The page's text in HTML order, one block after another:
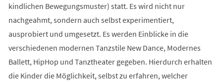
kindlichen Bewegungsmuster) statt. Es wird nicht nur
nachgeahmt, sondern auch selbst experimentiert,
ausprobiert und umgesetzt. Es werden Einblicke in die
verschiedenen modernen Tanzstile New Dance, Modernes
Ballett, HipHop und Tanztheater gegeben. Hierdurch erhalten
die Kinder die Möglichkeit, selbst zu erfahren, welcher